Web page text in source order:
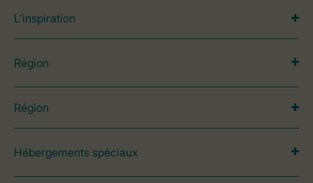
L’inspiration
Région
Région
Hébergements spéciaux